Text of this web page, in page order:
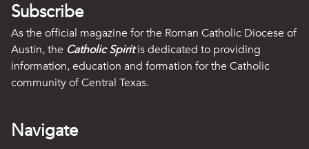
Subscribe
As the official magazine for the Roman Catholic Diocese of
Austin, the Catholic Spiritis dedicated to providing
information, education and formation for the Catholic
community of Central Texas.
Navigate